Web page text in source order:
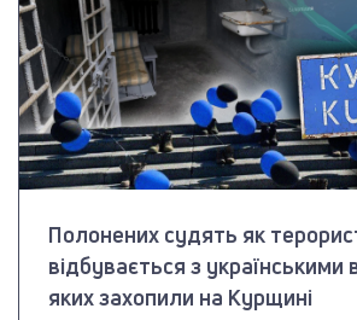
Полонених судять як
відбувається з українськими
яких захопили на Курщині